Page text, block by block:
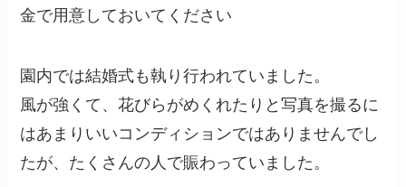
金で用意しておいてください
園内では結婚式も執り行われていました。
風が強くて、花びらがめくれたりと写真を撮るに
はあまりいいコンディションではありませんでし
たが、たくさんの人で賑わっていました。